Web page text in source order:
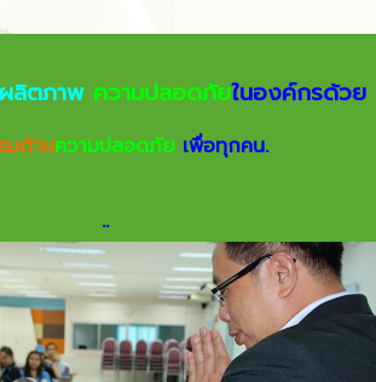
ลิตภาพความปลอดภัยในองค์กรด้วย
มด้านความปลอดภัย เพื่อทุกคน.
..